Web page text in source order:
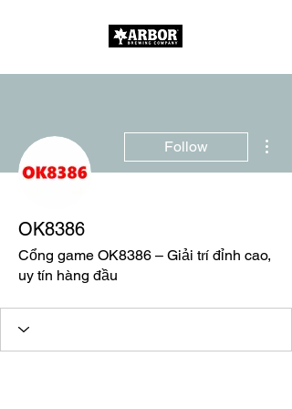
Follow
OK8386
Cổng game OK8386 – Giải trí đỉnh cao,
uy tín hàng đầu